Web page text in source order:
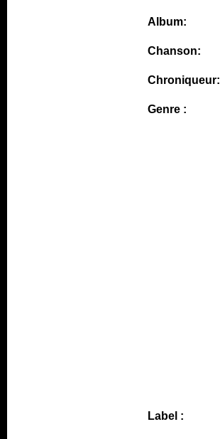
Album:
Chanson:
Chroniqueur:
Genre :
Label :